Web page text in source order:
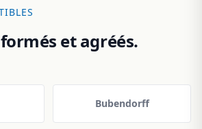
et agréés.
Bubendorff